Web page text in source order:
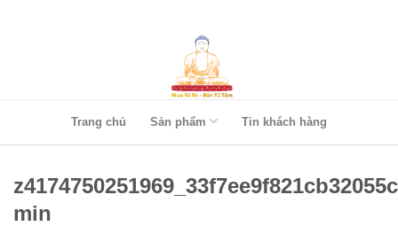
Trang chủ Sản phẩm Tin khách hàng
min